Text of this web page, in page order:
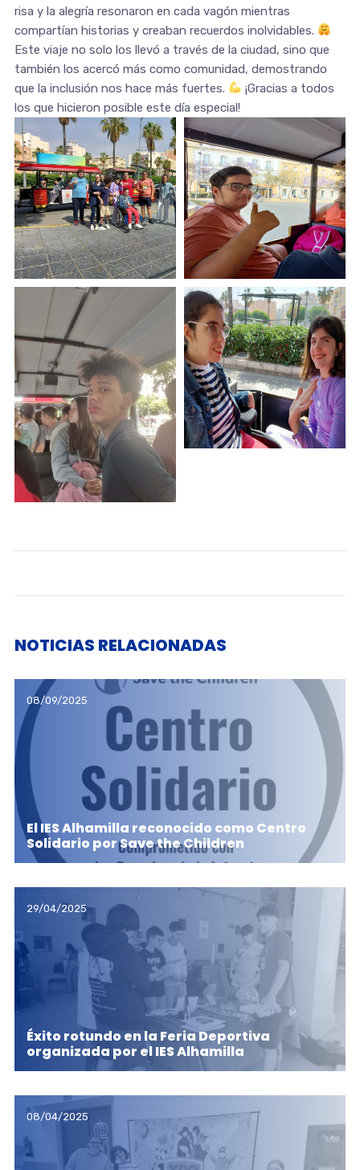
risa y la alegría resonaron en cada vagón mientras
compartían historias y creaban recuerdos inolvidables.
Este viaje no solo los llevó a través de la ciudad, sino que
también los acercó más como comunidad, demostrando
que la inclusión nos hace más fuertes.
¡Gracias a todos
los que hicieron posible este día especial!
NOTICIAS RELACIONADAS
08/09/2025
El IES Alhamilla reconocido como Centro
Solidario por Save the Children
29/04/2025
Éxito rotundo en la Feria Deportiva
organizada por el IES Alhamilla
08/04/2025